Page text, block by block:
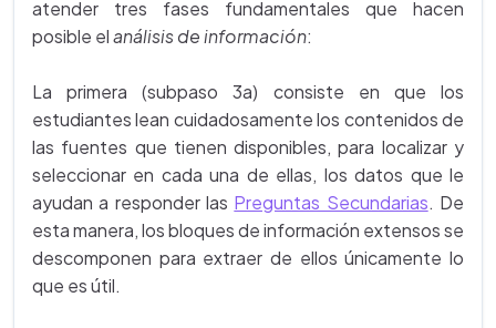
atender tres fases fundamentales que hacen
posible elanálisis de información:
La primera (subpaso 3a) consiste en que los
estudiantes lean cuidadosamente los contenidos de
las fuentes que tienen disponibles, para localizar y
seleccionar en cada una de ellas, los datos que le
ayudan a responder las Preguntas Secundarias. De
esta manera, los bloques de información extensos se
descomponen para extraer de ellos únicamente lo
que es útil.